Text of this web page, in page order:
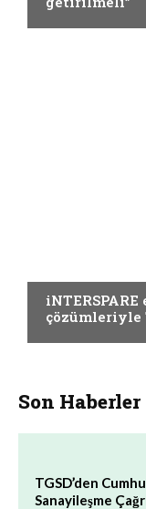
çözümleriyle
Son Haberler
TGSD’den
Sanayileşme